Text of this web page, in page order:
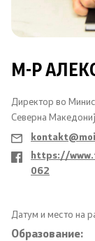
Информатика
Финансии
Општи и
Прекршоци
Сајбер
Анализи и
M-Р
Директор во
Северна
https://
062
Датум и место на
Образование: